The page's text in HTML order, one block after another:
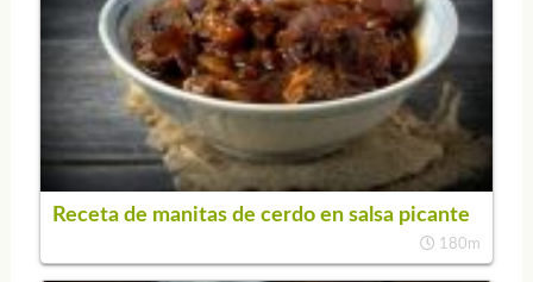
Receta de manitas de cerdo en salsa picante
180m